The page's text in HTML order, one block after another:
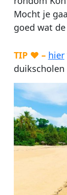
Mocht je
goed wat
TIP ♥ – hier
duikscholen